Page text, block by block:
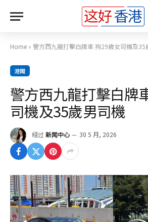
Home » 警方西九龍打擊白牌車 拘29歲女司機及35
港聞
警方西九龍打擊白牌
司機及35歲男司機
经过 新闻中心 30 5 月, 2026